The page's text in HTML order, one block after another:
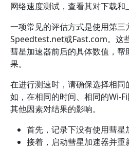
网络速度测试，查看其对下载和
一项常见的评估方式是使用第三
Speedtest.net或Fast.com。这
彗星加速器前后的具体数值，
果。
在进行测速时，请确保选择相
如，在相同的时间、相同的Wi-
其他因素对结果的影响。
首先，记录下没有使用彗星
接着，启动彗星加速器并重